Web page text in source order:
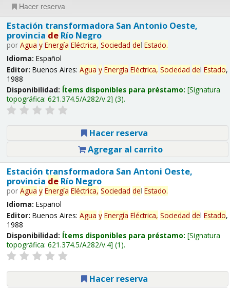
Hacer reserva
Estación transformadora San Antonio Oeste,
provincia deRío Negro
por Agua y Energía Eléctrica, Sociedad del Estado.
Idioma: Español
Editor: Buenos Aires: Agua y Energía Eléctrica, Sociedad del Estado,
1988
Disponibilidad: Ítems disponibles para préstamo: Signatura
topográfica: 621.374.5/A282/v.2 (3).
Hacer reserva
Agregar al carrito
Estación transformadora San Antoni Oeste,
provincia deRío Negro
por Agua y Energía Eléctrica, Sociedad del Estado.
Idioma: Español
Editor: Buenos Aires: Agua y Energía Eléctrica, Sociedad del Estado,
1988
Disponibilidad: Ítems disponibles para préstamo: Signatura
topográfica: 621.374.5/A282/v.4 (1).
Hacer reserva